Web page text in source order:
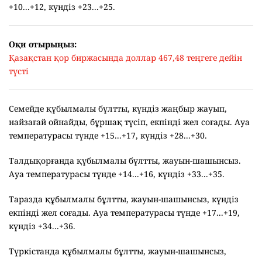
+10...+12, күндіз +23...+25.
Оқи отырыңыз:
Қазақстан қор биржасында доллар 467,48 теңгеге дейін
түсті
Семейде құбылмалы бұлтты, күндіз жаңбыр жауып,
найзағай ойнайды, бұршақ түсіп, екпінді жел соғады. Ауа
температурасы түнде +15...+17, күндіз +28...+30.
Талдықорғанда құбылмалы бұлтты, жауын-шашынсыз.
Ауа температурасы түнде +14...+16, күндіз +33...+35.
Таразда құбылмалы бұлтты, жауын-шашынсыз, күндіз
екпінді жел соғады. Ауа температурасы түнде +17...+19,
күндіз +34...+36.
Түркістанда құбылмалы бұлтты, жауын-шашынсыз,